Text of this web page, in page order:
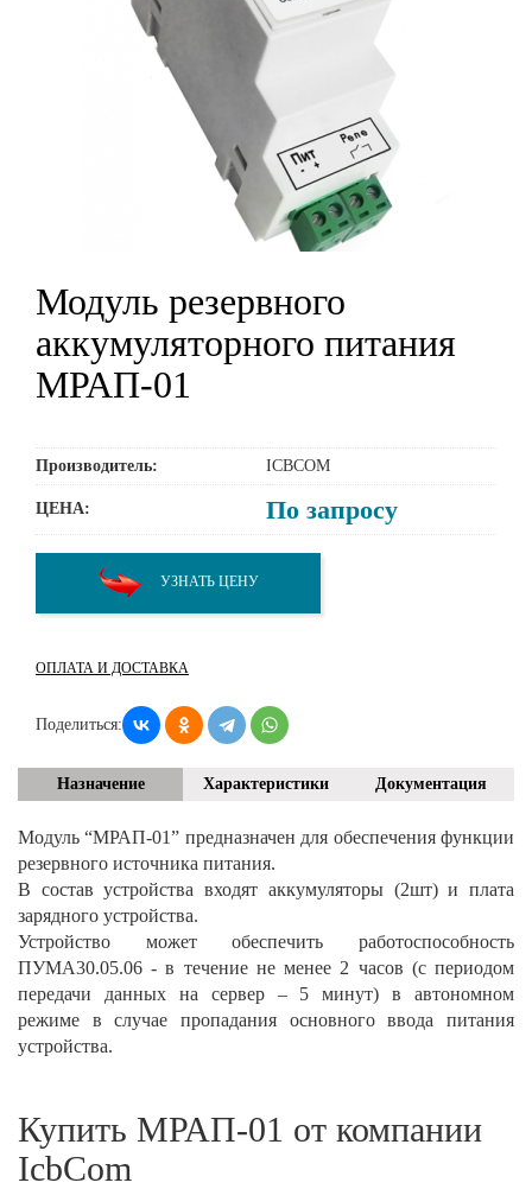
Модуль резервного
аккумуляторного питания
МРАП-01
Производитель: ICBCOM
ЦЕНА: По запросу
УЗНАТЬ ЦЕНУ
ОПЛАТА И ДОСТАВКА
Поделиться:
Назначение Характеристики Документация
Модуль “МРАП-01” предназначен для обеспечения функции
резервного источника питания.
В состав устройства входят аккумуляторы (2шт) и плата
зарядного устройства.
Устройство может обеспечить работоспособность
ПУМА30.05.06 - в течение не менее 2 часов (с периодом
передачи данных на сервер – 5 минут) в автономном
режиме в случае пропадания основного ввода питания
устройства.
Купить МРАП-01​ от компании
IcbCom